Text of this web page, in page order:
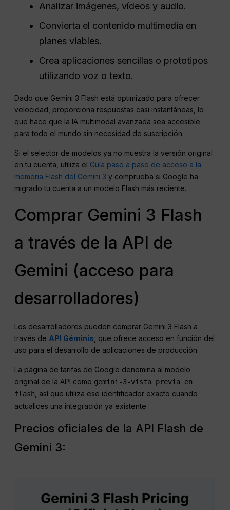
Analizar imágenes, vídeos y audio.
Convierta el contenido multimedia en
planes viables.
Crea aplicaciones sencillas o prototipos
utilizando voz o texto.
Dado que Gemini 3 Flash está optimizado para ofrecer
velocidad, proporciona respuestas casi instantáneas, lo
que hace que la IA multimodal avanzada sea accesible
para todo el mundo sin necesidad de suscripción.
Si el selector de modelos ya no muestra la versión original
en tu cuenta, utiliza el Guía paso a paso de acceso a la
memoria Flash del Gemini 3 y comprueba si Google ha
migrado tu cuenta a un modelo Flash más reciente.
Comprar Gemini 3 Flash
a través de la API de
Gemini (acceso para
desarrolladores)
Los desarrolladores pueden comprar Gemini 3 Flash a
través de API Géminis , que ofrece acceso en función del
uso para el desarrollo de aplicaciones de producción.
La página de tarifas de Google denomina al modelo
original de la API como gemini-3-vista previa en
flash
, así que utiliza ese identificador exacto cuando
actualices una integración ya existente.
Precios oficiales de la API Flash de
Gemini 3: